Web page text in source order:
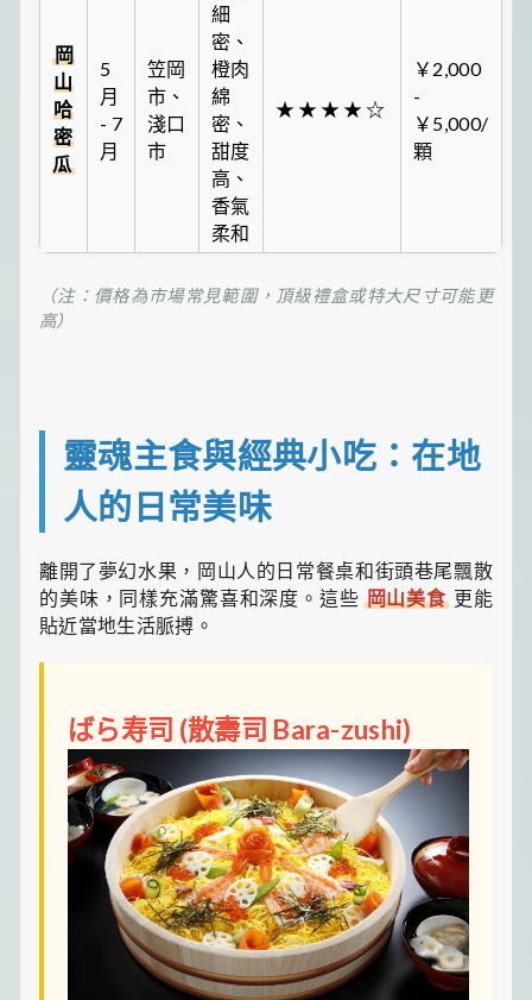
岡
山
哈
密
瓜
5
月
- 7
月
笠岡
市、
淺口
市
細
密、
橙肉
綿
密、
甜度
高、
香氣
柔和
★★★★☆
￥2,000
-
￥5,000/
顆
（注：價格為市場常見範圍，頂級禮盒或特大尺寸可能更
高）
靈魂主食與經典小吃：在地
人的日常美味
離開了夢幻水果，岡山人的日常餐桌和街頭巷尾飄散
的美味，同樣充滿驚喜和深度。這些 岡山美食更能
貼近當地生活脈搏。
ばら寿司 (散壽司 Bara-zushi)